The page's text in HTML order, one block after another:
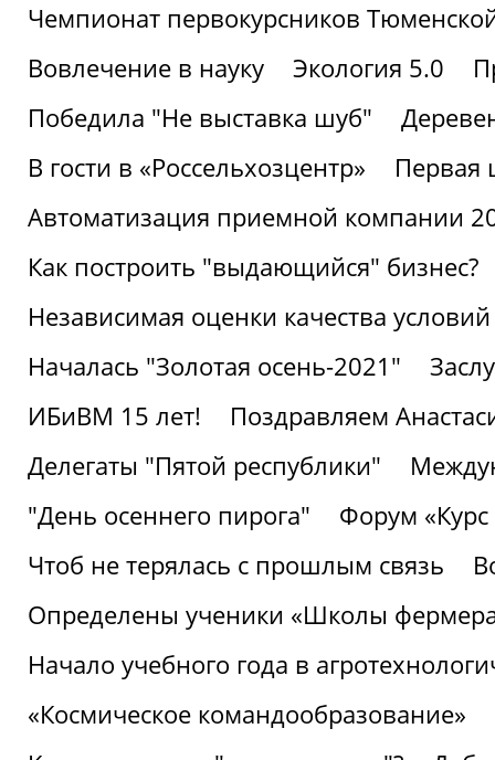
Чемпионат первокурсников
Вовлечение в науку
Экология 5.0
Победила "Не выставка шуб"
В гости в «Россельхозцентр»
Первая
Автоматизация приемной компании
Как построить "выдающийся" бизнес?
Независимая оценки качества
Началась "Золотая осень-2021"
ИБиВМ 15 лет!
Поздравляем
Делегаты "Пятой республики"
"День осеннего пирога"
Форум «Курс
Чтоб не терялась с прошлым связь
Определены ученики «Школы
Начало учебного года в
«Космическое командообразование»